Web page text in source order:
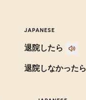
JAPANESE
退院したら
退院しなかったら